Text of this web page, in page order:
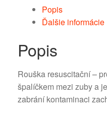
Popis
Ďalšie informácie
Popis
Rouška resuscitační –
špalíčkem mezi zuby a
zabrání kontaminaci